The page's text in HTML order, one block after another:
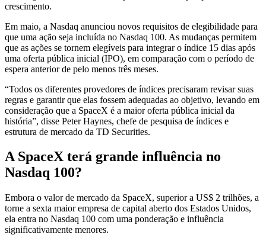
crescimento.
Em maio, a Nasdaq anunciou novos requisitos de elegibilidade para
que uma ação seja incluída no Nasdaq 100. As mudanças permitem
que as ações se tornem elegíveis para integrar o índice 15 dias após
uma oferta pública inicial (IPO), em comparação com o período de
espera anterior de pelo menos três meses.
“Todos os diferentes provedores de índices precisaram revisar suas
regras e garantir que elas fossem adequadas ao objetivo, levando em
consideração que a SpaceX é a maior oferta pública inicial da
história”, disse Peter Haynes, chefe de pesquisa de índices e
estrutura de mercado da TD Securities.
A SpaceX terá grande influência no
Nasdaq 100?
Embora o valor de mercado da SpaceX, superior a US$ 2 trilhões, a
torne a sexta maior empresa de capital aberto dos Estados Unidos,
ela entra no Nasdaq 100 com uma ponderação e influência
significativamente menores.